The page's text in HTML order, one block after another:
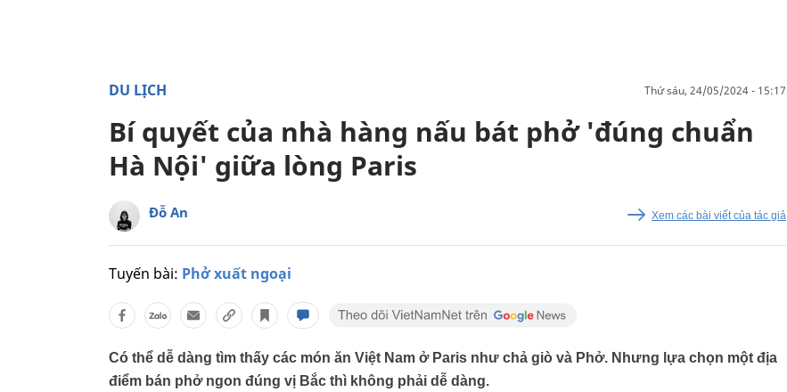
DU LỊCH thứ sáu, 24/05/2024 - 15:17
Bí quyết của nhà hàng nấu bát phở 'đúng chuẩn
Hà Nội' giữa lòng Paris
Đỗ An Xem các bài viết của tác giả
Tuyến bài: Phở xuất ngoại
Có thể dễ dàng tìm thấy các món ăn Việt Nam ở Paris như chả giò và Phở. Nhưng lựa chọn một địa
điểm bán phở ngon đúng vị Bắc thì không phải dễ dàng.